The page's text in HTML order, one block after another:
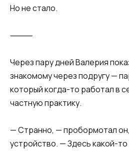
Но не стало.
⸻
Через пару дней Валерия
знакомому через подругу —
который когда-то работал в
частную практику.
— Странно, — пробормотал
устройство. — Здесь какой-